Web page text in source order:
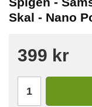
Skal - Nano
399 kr